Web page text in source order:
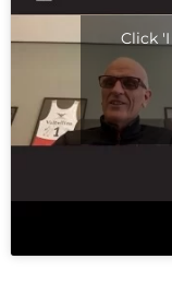
Click